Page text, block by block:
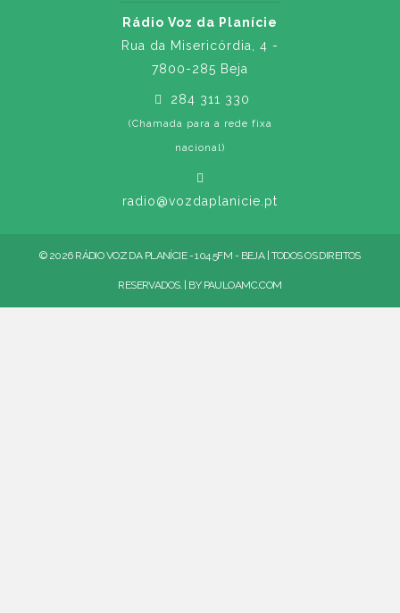
Rádio Voz da Planície
Rua da Misericórdia, 4 -
7800-285 Beja
284 311 330
(Chamada para a rede fixa
nacional)
radio@vozdaplanicie.pt
© 2026 RÁDIO VOZ DA PLANÍCIE - 104.5FM - BEJA | TODOS OS DIREITOS
RESERVADOS. | BY PAULOAMC.COM